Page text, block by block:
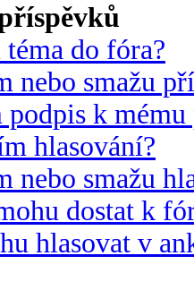
do fóra?
nebo smažu
podpis k
hlasování?
nebo smažu
dostat k
hlasovat v